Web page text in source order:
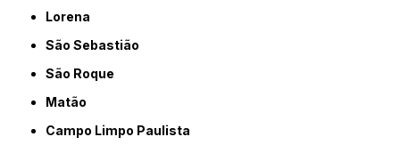
Lorena
São Sebastião
São Roque
Matão
Campo Limpo Paulista